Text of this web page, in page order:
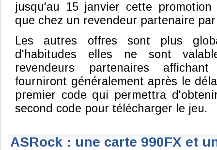
jusqu'au 15 janvier cette
que chez un revendeur partenaire
Les autres offres sont plus
d'habitudes elles ne sont
revendeurs partenaires
fourniront généralement après le
premier code qui permettra
second code pour télécharger le jeu.
ASRock : une carte 990FX et